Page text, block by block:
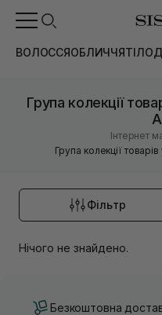
ВОЛОССЯОБЛИЧЧЯТІЛО
Група колекції
Інтернет
Група колекції
Фільтр
Нічого не знайдено.
Безкоштовна